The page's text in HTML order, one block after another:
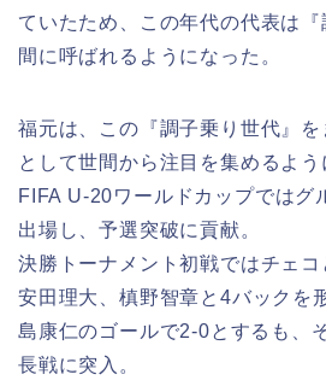
ていたため、この年代の代表は
間に呼ばれるようになった。
福元は、この『調子乗り世代』
として世間から注目を集めるよう
FIFA U-20ワールドカップではグ
出場し、予選突破に貢献。
決勝トーナメント初戦ではチェコ
安田理大、槙野智章と4バックを
島康仁のゴールで2-0とするも、
長戦に突入。